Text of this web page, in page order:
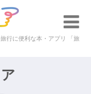
行に便利な本・アプリ 「旅